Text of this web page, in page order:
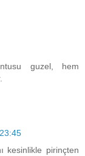
guzel, hem
kesinlikle pirinçten